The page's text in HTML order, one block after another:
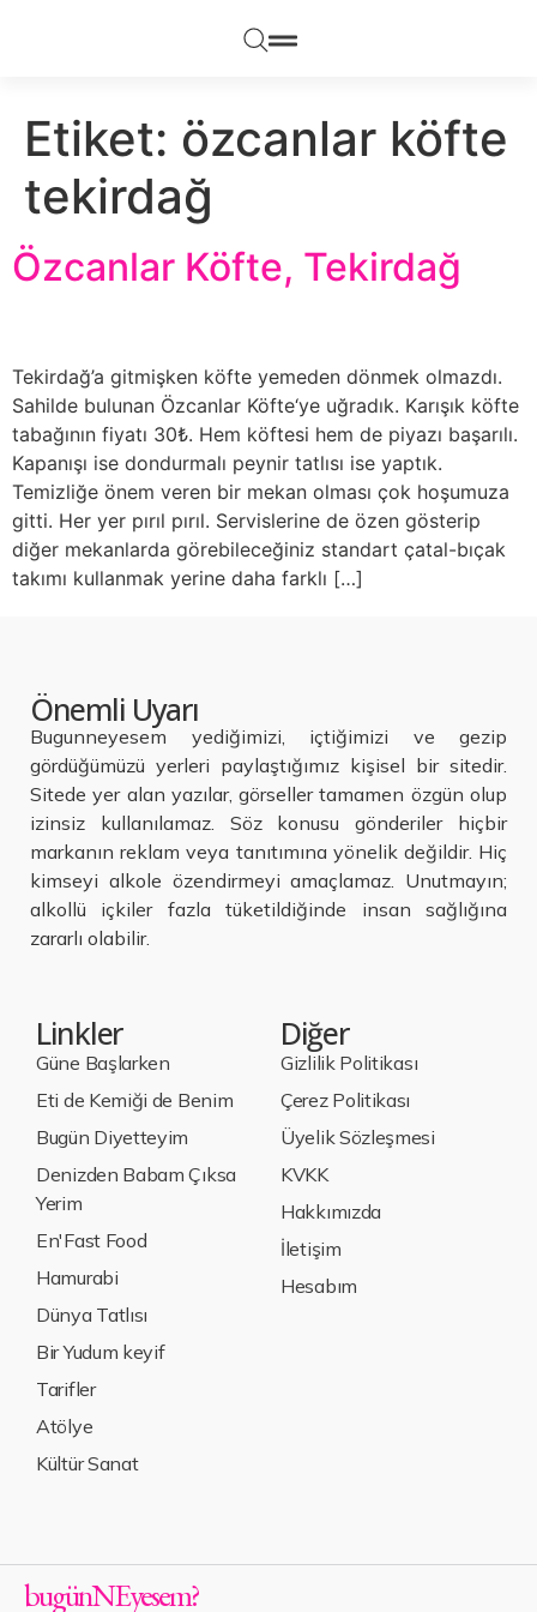
Etiket: özcanlar köfte
tekirdağ
Özcanlar Köfte, Tekirdağ
Tekirdağ’a gitmişken köfte yemeden dönmek olmazdı.
Sahilde bulunan Özcanlar Köfte‘ye uğradık. Karışık köfte
tabağının fiyatı 30₺. Hem köftesi hem de piyazı başarılı.
Kapanışı ise dondurmalı peynir tatlısı ise yaptık.
Temizliğe önem veren bir mekan olması çok hoşumuza
gitti. Her yer pırıl pırıl. Servislerine de özen gösterip
diğer mekanlarda görebileceğiniz standart çatal-bıçak
takımı kullanmak yerine daha farklı […]
Önemli Uyarı
Bugunneyesem yediğimizi, içtiğimizi ve gezip
gördüğümüzü yerleri paylaştığımız kişisel bir sitedir.
Sitede yer alan yazılar, görseller tamamen özgün olup
izinsiz kullanılamaz. Söz konusu gönderiler hiçbir
markanın reklam veya tanıtımına yönelik değildir. Hiç
kimseyi alkole özendirmeyi amaçlamaz. Unutmayın;
alkollü içkiler fazla tüketildiğinde insan sağlığına
zararlı olabilir.
Linkler
Güne Başlarken
Eti de Kemiği de Benim
Bugün Diyetteyim
Denizden Babam Çıksa
Yerim
En'Fast Food
Hamurabi
Dünya Tatlısı
Bir Yudum keyif
Tarifler
Atölye
Kültür Sanat
Diğer
Gizlilik Politikası
Çerez Politikası
Üyelik Sözleşmesi
KVKK
Hakkımızda
İletişim
Hesabım
bugünNEyesem?